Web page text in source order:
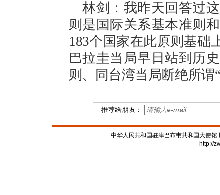
林剑：我昨天回答过
则是国际关系基本准则
183个国家在此原则基础
巴拉圭当局早日站到历
则、同台湾当局断绝所谓
推荐给朋友：
中华人民共和国驻津巴布韦共和国大使
http://